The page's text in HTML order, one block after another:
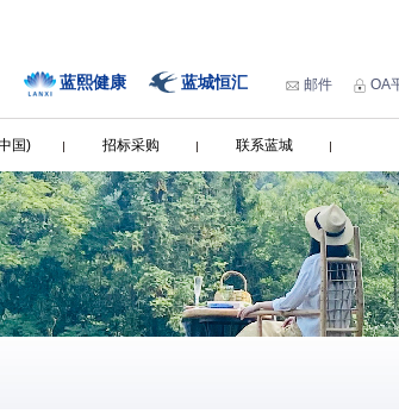
蓝熙健康 蓝城恒汇 邮件 OA
国) 招标采购 联系蓝城